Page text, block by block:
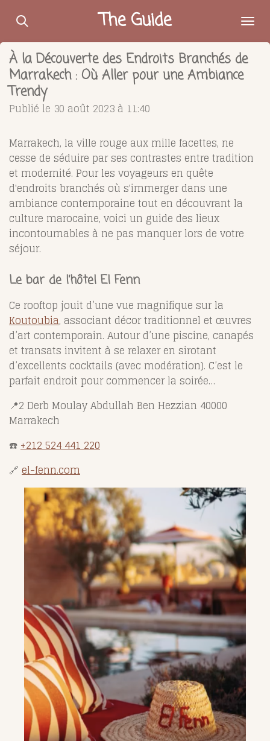
Passer
contenu
principal
The Guide
À la Découverte des Endroits Branchés de
Marrakech : Où Aller pour une Ambiance
Trendy
Publié le 30 août 2023 à 11:40
Marrakech, la ville rouge aux mille facettes, ne
cesse de séduire par ses contrastes entre tradition
et modernité. Pour les voyageurs en quête
d'endroits branchés où s'immerger dans une
ambiance contemporaine tout en découvrant la
culture marocaine, voici un guide des lieux
incontournables à ne pas manquer lors de votre
séjour.
Le bar de l’hôtel El Fenn
Ce rooftop jouit d’une vue magnifique sur la
Koutoubia, associant décor traditionnel et œuvres
d’art contemporain. Autour d’une piscine, canapés
et transats invitent à se relaxer en sirotant
d’excellents cocktails (avec modération). C’est le
parfait endroit pour commencer la soirée…
📍2 Derb Moulay Abdullah Ben Hezzian 40000
Marrakech
☎️+212 524 441 220
🔗 el-fenn.com